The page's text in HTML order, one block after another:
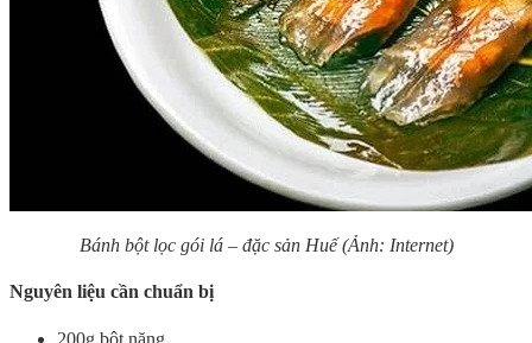
Bánh bột lọc gói lá – đặc sản Huế (Ảnh: Internet)
Nguyên liệu cần chuẩn bị
200g bột năng